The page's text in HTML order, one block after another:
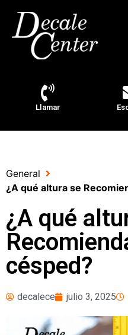
Llamar
General
¿A qué altura se
¿A qué
césped?
decalece julio 3, 2025